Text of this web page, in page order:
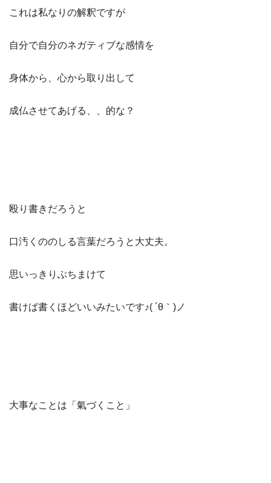
これは私なりの解釈ですが
自分で自分のネガティブな感情を
身体から、心から取り出して
成仏させてあげる、、的な？
殴り書きだろうと
口汚くののしる言葉だろうと大丈夫。
思いっきりぶちまけて
書けば書くほどいいみたいです♪( ´θ｀)ノ
大事なことは「氣づくこと」